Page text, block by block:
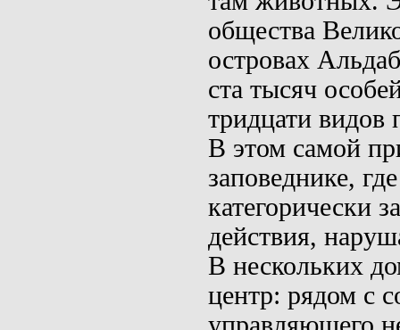
общества
островах
ста тысяч
тридцати видов
В этом самой
заповеднике,
категорически
действия,
В нескольких
центр: рядом с